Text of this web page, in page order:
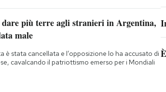
più terre agli stranieri in Argentina,
male
è stata cancellata e l’opposizione lo ha accusato di
cavalcando il patriottismo emerso per i Mondiali